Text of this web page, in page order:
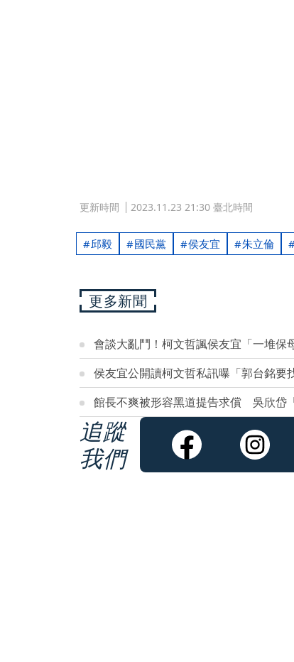
更新時間 2023.11.23 21:30 臺北時間
邱毅 國民黨 侯友宜 朱立倫
更多新聞
會談大亂鬥！柯文哲諷侯友宜「一堆
侯友宜公開讀柯文哲私訊曝「郭台銘
館長不爽被形容黑道提告求償 吳欣岱
追蹤
我們